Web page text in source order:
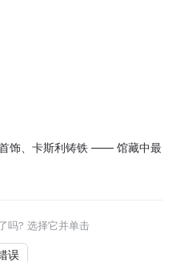
饰、卡斯利铸铁 —— 馆藏中最
吗? 选择它并单击
误